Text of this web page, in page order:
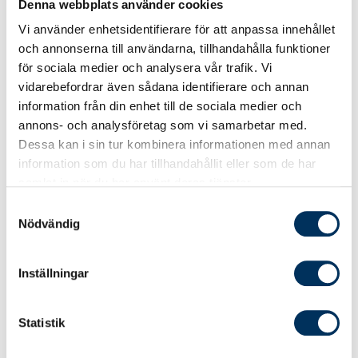
Denna webbplats använder cookies
Vi använder enhetsidentifierare för att anpassa innehållet
och annonserna till användarna, tillhandahålla funktioner
för sociala medier och analysera vår trafik. Vi
vidarebefordrar även sådana identifierare och annan
information från din enhet till de sociala medier och
annons- och analysföretag som vi samarbetar med.
Dessa kan i sin tur kombinera informationen med annan
information som du har tillhandahållit eller som de har
Nödvändig
Inställningar
Statistik
kunder för de kommande förändringarna, säger Maria
Albanese, redovisingsexpert på Srf konsulterna.
Nya 3:12-regler påverkar många
företagare
Även reglerna för delägare i fåmansföretag
betydelse för hur utdelning och kapitalvinster
Många företagare kommer att vilja förstå hur
ta utdelning och planera sitt ägande. Det
innebär att redovisningskonsulten behöver vara